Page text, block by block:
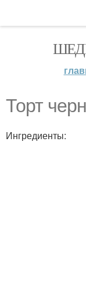
Торт
Ингредиенты: